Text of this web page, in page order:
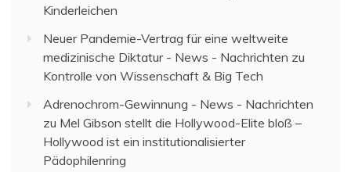
Kinderleichen
Neuer Pandemie-Vertrag für eine weltweite
medizinische Diktatur - News - Nachrichten zu
Kontrolle von Wissenschaft & Big Tech
Adrenochrom-Gewinnung - News - Nachrichten
zu Mel Gibson stellt die Hollywood-Elite bloß –
Hollywood ist ein institutionalisierter
Pädophilenring